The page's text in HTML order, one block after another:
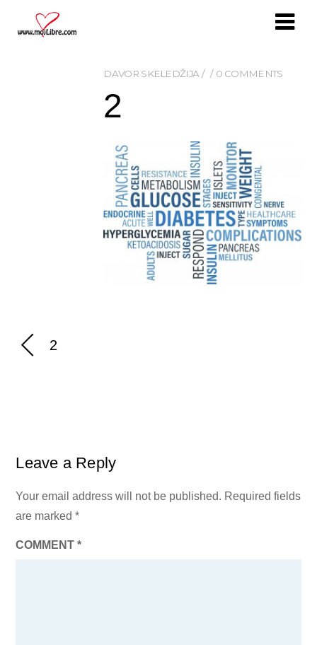
DAVOR SKELEDŽIJA 0 COMMENTS
2
2
Leave a Reply
Your email address will not be published. Required fields
are marked*
COMMENT*